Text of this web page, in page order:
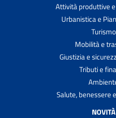
Attività produttive
Urbanistica e
Turismo
Mobilità e
Giustizia e
Tributi e
Salute, benessere
NOVITÀ